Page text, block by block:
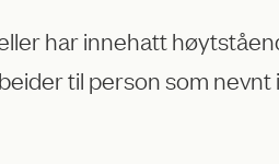
har innehatt
til person som nevnt